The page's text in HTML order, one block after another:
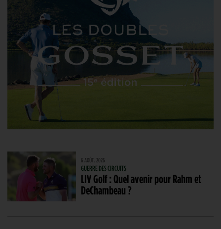
6 AOÛT. 2026
GUERRE DES CIRCUITS
LIV Golf : Quel avenir pour Rahm et
DeChambeau ?